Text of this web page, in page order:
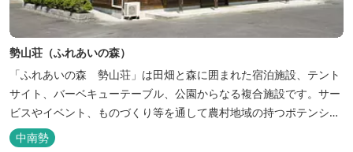
勢山荘（ふれあいの森）
「ふれあいの森 勢山荘」は田畑と森に囲まれた宿泊施設、テント
サイト、バーベキューテーブル、公園からなる複合施設です。サー
ビスやイベント、ものづくり等を通して農村地域の持つポテンシャ
ルを発信しています。 めだかやタガメなど水生生物が生息し、初夏
中南勢